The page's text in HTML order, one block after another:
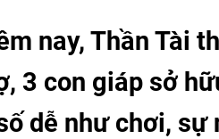
nay, Thần Tài
3 con giáp sở
dễ như chơi, sự